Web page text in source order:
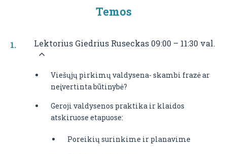
Temos
Lektorius Giedrius Ruseckas 09:00 – 11:30 val.
Viešųjų pirkimų valdysena- skambi frazė ar
neįvertinta būtinybė?
Geroji valdysenos praktika ir klaidos
atskiruose etapuose:
Poreikių surinkime ir planavime